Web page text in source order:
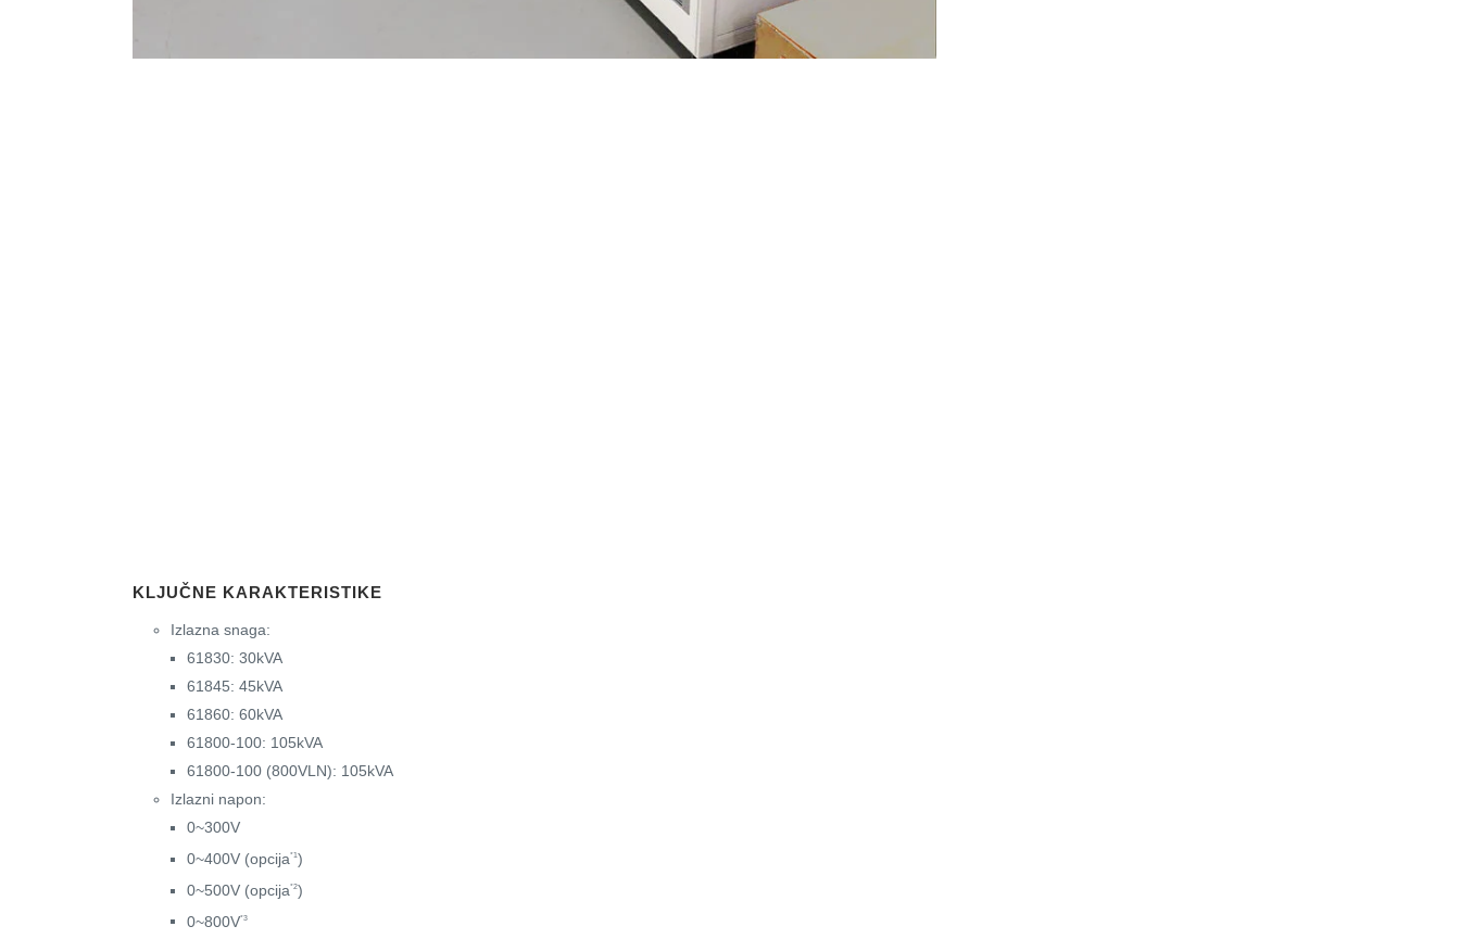
KLJUČNE KARAKTERISTIKE
Izlazna snaga:
61830: 30kVA
61845: 45kVA
61860: 60kVA
61800-100: 105kVA
61800-100 (800VLN): 105kVA
Izlazni napon:
0~300V
0~400V (opcija*1 )
0~500V (opcija*2)
0~800V*3